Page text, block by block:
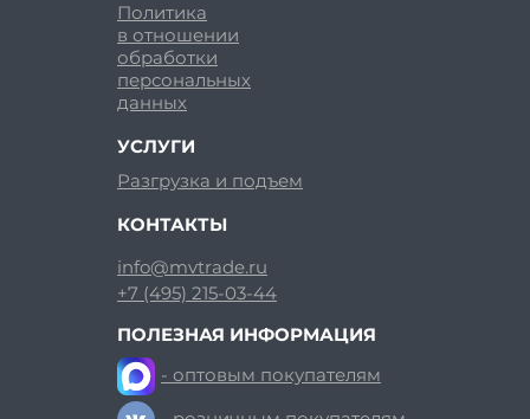
Политика
в отношении
обработки
персональных
данных
УСЛУГИ
Разгрузка и подъем
КОНТАКТЫ
info@mvtrade.ru
+7 (495) 215-03-44
ПОЛЕЗНАЯ ИНФОРМАЦИЯ
- оптовым покупателям